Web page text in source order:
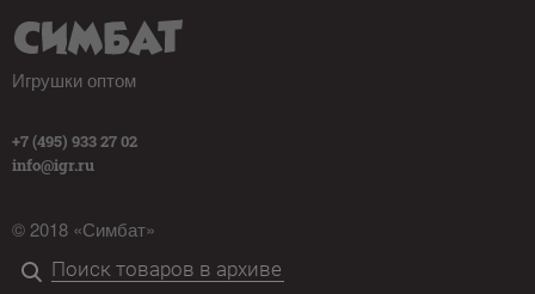
Игрушки оптом
+7 (495) 933 27 02
info@igr.ru
© 2018 «Симбат»